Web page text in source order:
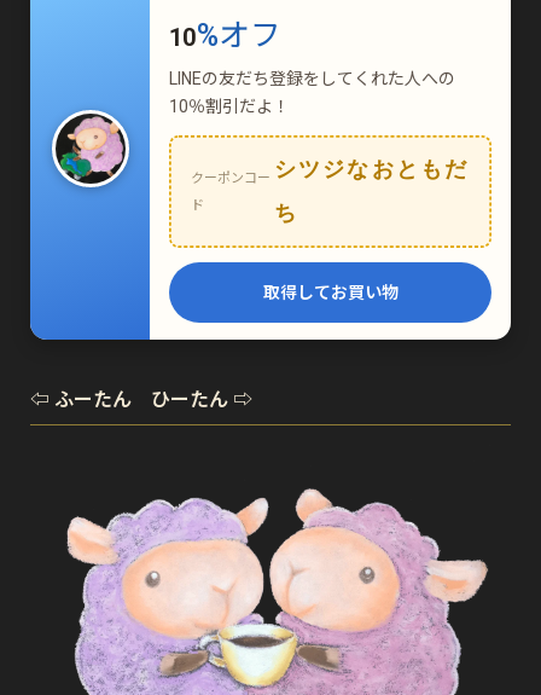
10%オフ
LINEの友だち登録をしてくれた人への
10％割引だよ！
クーポンコー
ド
シツジなおともだ
ち
取得してお買い物
⇦ ふーたん ひーたん ⇨